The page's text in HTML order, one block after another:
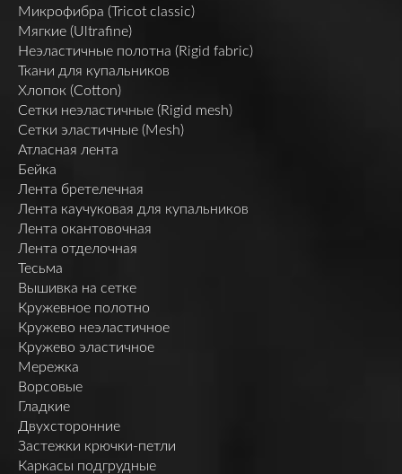
Микрофибра (Tricot classic)
Мягкие (Ultrafine)
Неэластичные полотна (Rigid fabric)
Ткани для купальников
Хлопок (Cotton)
Сетки неэластичные (Rigid mesh)
Сетки эластичные (Mesh)
Атласная лента
Бейка
Лента бретелечная
Лента каучуковая для купальников
Лента окантовочная
Лента отделочная
Тесьма
Вышивка на сетке
Кружевное полотно
Кружево неэластичное
Кружево эластичное
Мережка
Ворсовые
Гладкие
Двухсторонние
Застежки крючки-петли
Каркасы подгрудные